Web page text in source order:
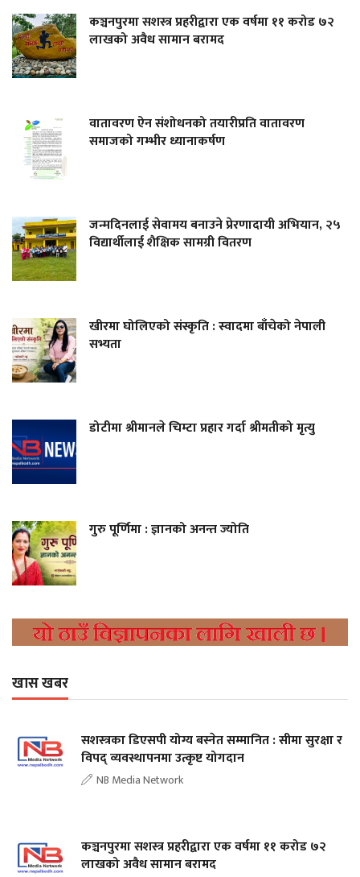
कञ्चनपुरमा सशस्त्र प्रहरीद्वारा एक वर्षमा ११ करोड ७२
लाखको अवैध सामान बरामद
वातावरण ऐन संशोधनको तयारीप्रति वातावरण
समाजको गम्भीर ध्यानाकर्षण
जन्मदिनलाई सेवामय बनाउने प्रेरणादायी अभियान, २५
विद्यार्थीलाई शैक्षिक सामग्री वितरण
खीरमा घोलिएको संस्कृति : स्वादमा बाँचेको नेपाली
सभ्यता
डोटीमा श्रीमानले चिम्टा प्रहार गर्दा श्रीमतीको मृत्यु
गुरु पूर्णिमा : ज्ञानको अनन्त ज्योति
खास खबर
सशस्त्रका डिएसपी योग्य बस्नेत सम्मानित : सीमा सुरक्षा र
विपद् व्यवस्थापनमा उत्कृष्ट योगदान
NB Media Network
कञ्चनपुरमा सशस्त्र प्रहरीद्वारा एक वर्षमा ११ करोड ७२
लाखको अवैध सामान बरामद